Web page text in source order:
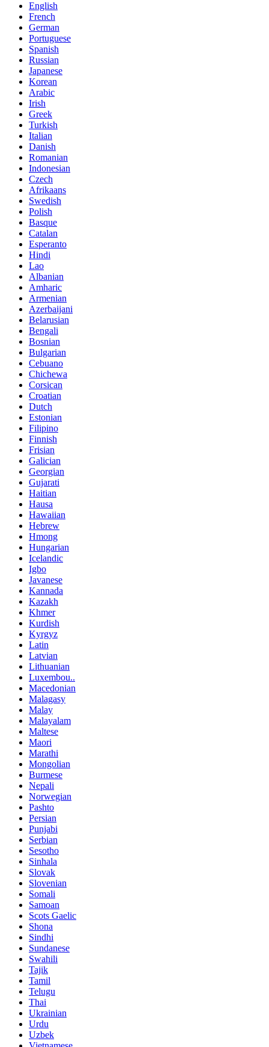
English
French
German
Portuguese
Spanish
Russian
Japanese
Korean
Arabic
Irish
Greek
Turkish
Italian
Danish
Romanian
Indonesian
Czech
Afrikaans
Swedish
Polish
Basque
Catalan
Esperanto
Hindi
Lao
Albanian
Amharic
Armenian
Azerbaijani
Belarusian
Bengali
Bosnian
Bulgarian
Cebuano
Chichewa
Corsican
Croatian
Dutch
Estonian
Filipino
Finnish
Frisian
Galician
Georgian
Gujarati
Haitian
Hausa
Hawaiian
Hebrew
Hmong
Hungarian
Icelandic
Igbo
Javanese
Kannada
Kazakh
Khmer
Kurdish
Kyrgyz
Latin
Latvian
Lithuanian
Luxembou..
Macedonian
Malagasy
Malay
Malayalam
Maltese
Maori
Marathi
Mongolian
Burmese
Nepali
Norwegian
Pashto
Persian
Punjabi
Serbian
Sesotho
Sinhala
Slovak
Slovenian
Somali
Samoan
Scots Gaelic
Shona
Sindhi
Sundanese
Swahili
Tajik
Tamil
Telugu
Thai
Ukrainian
Urdu
Uzbek